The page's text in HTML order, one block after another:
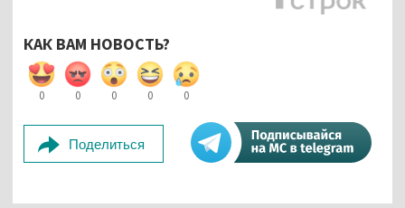
КАК ВАМ НОВОСТЬ?
0 0 0 0 0
Поделиться